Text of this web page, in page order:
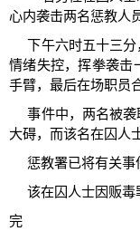
心内袭击两名惩教人
下午六时五十三分
情绪失控，挥拳袭击
手臂，最后在场职员
事件中，两名被袭
大碍，而该名在囚人
惩教署已将有关事
该在囚人士因贩毒
完